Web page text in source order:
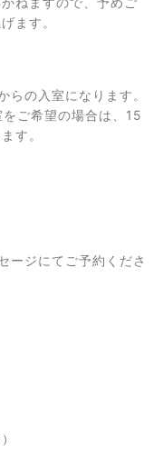
ます。
の入室になります。
ご希望の場合は、15
す。
ジにてご予約くださ